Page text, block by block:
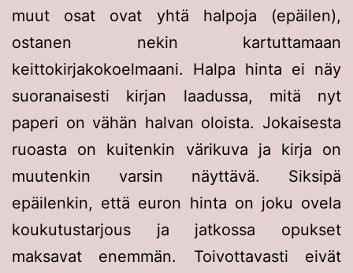
muut osat ovat yhtä halpoja (epäilen),
ostanen nekin kartuttamaan
keittokirjakokoelmaani. Halpa hinta ei näy
suoranaisesti kirjan laadussa, mitä nyt
paperi on vähän halvan oloista. Jokaisesta
ruoasta on kuitenkin värikuva ja kirja on
muutenkin varsin näyttävä. Siksipä
epäilenkin, että euron hinta on joku ovela
koukutustarjous ja jatkossa opukset
maksavat enemmän. Toivottavasti eivät